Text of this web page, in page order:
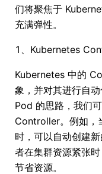
们将聚焦于
充满弹性。
1、Kubernetes
Kubernetes 中的
象，并对其进行自
Pod 的思路，我们
Controller。例如，
时，可以自动创建
者在集群资源紧张
节省资源。